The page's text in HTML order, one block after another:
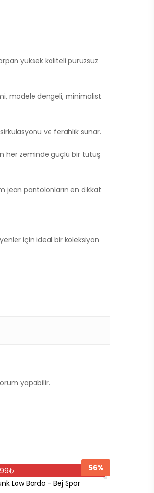
yüksek kaliteli pürüzsüz
modele dengeli, minimalist
ve ferahlık sunar.
her zeminde güçlü bir tutuş
jean pantolonların en dikkat
için ideal bir koleksiyon
yapabilir.
56%